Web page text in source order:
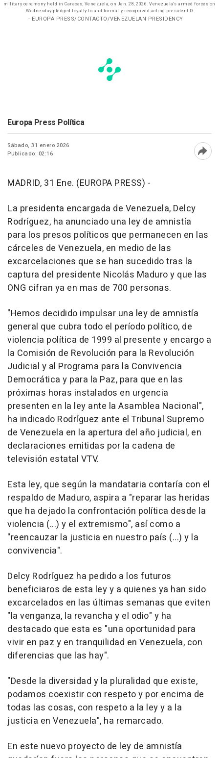
military ceremony held in Caracas, Venezuela, on Jan. 28, 2026. Venezuela's armed forces on
Wednesday pledged loyalty to and formally recognized acting president D
- EUROPA PRESS/CONTACTO/VENEZUELAN PRESIDENCY
Europa Press Política
Sábado, 31 enero 2026
Publicado: 02:16
MADRID, 31 Ene. (EUROPA PRESS) -
La presidenta encargada de Venezuela, Delcy
Rodríguez, ha anunciado una ley de amnistía
para los presos políticos que permanecen en las
cárceles de Venezuela, en medio de las
excarcelaciones que se han sucedido tras la
captura del presidente Nicolás Maduro y que las
ONG cifran ya en mas de 700 personas.
"Hemos decidido impulsar una ley de amnistía
general que cubra todo el período político, de
violencia política de 1999 al presente y encargo a
la Comisión de Revolución para la Revolución
Judicial y al Programa para la Convivencia
Democrática y para la Paz, para que en las
próximas horas instalados en urgencia
presenten en la ley ante la Asamblea Nacional",
ha indicado Rodríguez ante el Tribunal Supremo
de Venezuela en la apertura del año judicial, en
declaraciones emitidas por la cadena de
televisión estatal VTV.
Esta ley, que según la mandataria contaría con el
respaldo de Maduro, aspira a "reparar las heridas
que ha dejado la confrontación política desde la
violencia (...) y el extremismo", así como a
"reencauzar la justicia en nuestro país (...) y la
convivencia".
Delcy Rodríguez ha pedido a los futuros
beneficiaros de esta ley y a quienes ya han sido
excarcelados en las últimas semanas que eviten
"la venganza, la revancha y el odio" y ha
destacado que esta es "una oportunidad para
vivir en paz y en tranquilidad en Venezuela, con
diferencias que las hay".
"Desde la diversidad y la pluralidad que existe,
podamos coexistir con respeto y por encima de
todas las cosas, con respeto a la ley y a la
justicia en Venezuela", ha remarcado.
En este nuevo proyecto de ley de amnistía